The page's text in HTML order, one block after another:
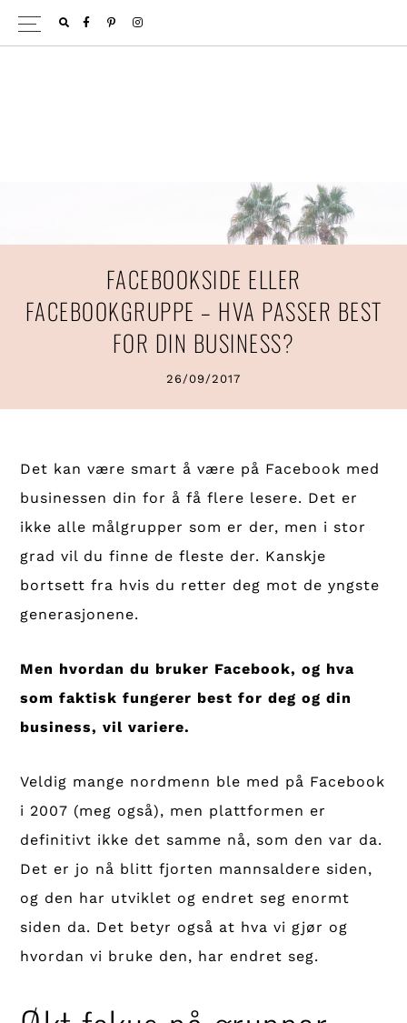
Hopp
til
Hopp
til
FACEBOOK
PINTEREST
INSTAGRAM
FACEBOOKSIDE ELLER
FACEBOOKGRUPPE – HVA PASSER BEST
FOR DIN BUSINESS?
26/09/2017
Det kan være smart å være på Facebook med
businessen din for å få flere lesere. Det er
ikke alle målgrupper som er der, men i stor
grad vil du finne de fleste der. Kanskje
bortsett fra hvis du retter deg mot de yngste
generasjonene.
Men hvordan du bruker Facebook, og hva
som faktisk fungerer best for deg og din
business, vil variere.
Veldig mange nordmenn ble med på Facebook
i 2007 (meg også), men plattformen er
definitivt ikke det samme nå, som den var da.
Det er jo nå blitt fjorten mannsaldere siden,
og den har utviklet og endret seg enormt
siden da. Det betyr også at hva vi gjør og
hvordan vi bruke den, har endret seg.